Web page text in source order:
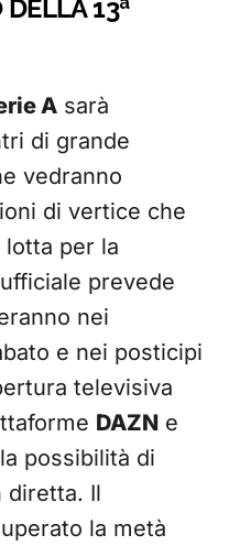
13ª
A sarà
di grande
vedranno
di vertice che
lotta per la
prevede
nei
e nei posticipi
televisiva
DAZN e
possibilità di
diretta. Il
la metà